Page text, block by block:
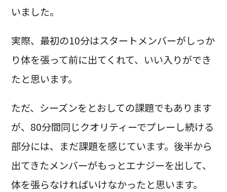
いました。
実際、最初の10分はスタートメンバーがしっか
り体を張って前に出てくれて、いい入りができ
たと思います。
ただ、シーズンをとおしての課題でもあります
が、80分間同じクオリティーでプレーし続ける
部分には、まだ課題を感じています。後半から
出てきたメンバーがもっとエナジーを出して、
体を張らなければいけなかったと思います。